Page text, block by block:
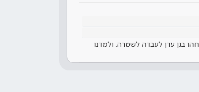
בגן עדן לעבדה לשמרה. ולמדנו